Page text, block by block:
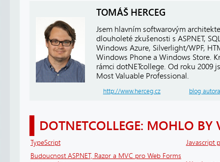
TOMÁŠ HERCEG
Jsem hlavním softwarovým
dlouholeté zkušenosti s ASP.NET,
Windows Azure, Silverlight/WPF,
Windows Phone a Windows Store.
rámci dotNETcollege. Od roku 2009
Most Valuable Professional.
http://www.herceg.cz blog autora
DOTNETCOLLEGE: MOHLO BY
TypeScript
Javascript
Budoucnost ASP.NET, Razor a MVC pro Web Forms